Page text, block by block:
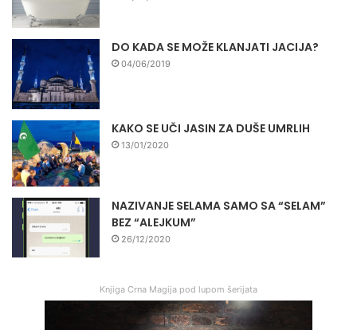
DO KADA SE MOŽE KLANJATI JACIJA?
04/06/2019
KAKO SE UČI JASIN ZA DUŠE UMRLIH
13/01/2020
NAZIVANJE SELAMA SAMO SA “SELAM”
BEZ “ALEJKUM”
26/12/2020
Knjiga Crna Magija pod lupom šerijata